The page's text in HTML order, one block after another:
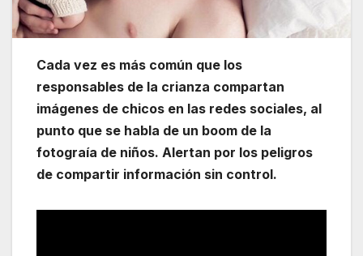
Cada vez es más común que los
responsables de la crianza compartan
imágenes de chicos en las redes sociales, al
punto que se habla de un boom de la
fotograía de niños. Alertan por los peligros
de compartir información sin control.